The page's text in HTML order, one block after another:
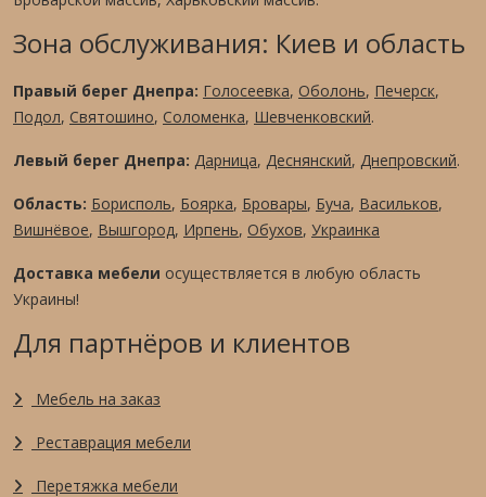
Зона обслуживания: Киев и область
Правый берег Днепра: Голосеевка, Оболонь, Печерск,
Подол, Святошино, Соломенка, Шевченковский.
Левый берег Днепра: Дарница, Деснянский, Днепровский.
Область: Борисполь, Боярка, Бровары, Буча, Васильков,
Вишнёвое, Вышгород, Ирпень, Обухов, Украинка
Доставка мебели осуществляется в любую область
Украины!
Для партнёров и клиентов
Мебель на заказ
Реставрация мебели
Перетяжка мебели